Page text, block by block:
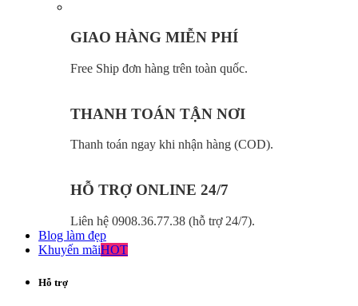
GIAO HÀNG MIỄN PHÍ
Free Ship đơn hàng trên toàn quốc.
THANH TOÁN TẬN NƠI
Thanh toán ngay khi nhận hàng (COD).
HỖ TRỢ ONLINE 24/7
Liên hệ 0908.36.77.38 (hỗ trợ 24/7).
Blog làm đẹp
Khuyến mãiHOT
Hỗ trợ